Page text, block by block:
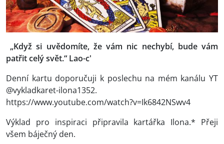
„Když si uvědomíte, že vám nic nechybí, bude vám
patřit celý svět.“ Lao-c'
Denní kartu doporučuji k poslechu na mém kanálu YT
@vykladkaret-ilona1352.
https://www.youtube.com/watch?v=Ik6842NSwv4
Výklad pro inspiraci připravila kartářka Ilona.* Přeji
všem báječný den.